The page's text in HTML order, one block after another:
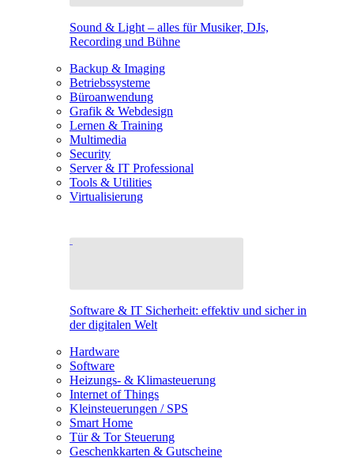
Sound & Light – alles für Musiker, DJs,
Recording und Bühne
Backup & Imaging
Betriebssysteme
Büroanwendung
Grafik & Webdesign
Lernen & Training
Multimedia
Security
Server & IT Professional
Tools & Utilities
Virtualisierung
Software & IT Sicherheit: effektiv und sicher in
der digitalen Welt
Hardware
Software
Heizungs- & Klimasteuerung
Internet of Things
Kleinsteuerungen / SPS
Smart Home
Tür & Tor Steuerung
Geschenkkarten & Gutscheine